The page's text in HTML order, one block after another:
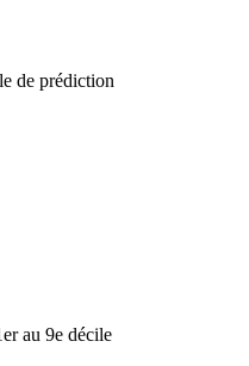
de prédiction
au 9e décile